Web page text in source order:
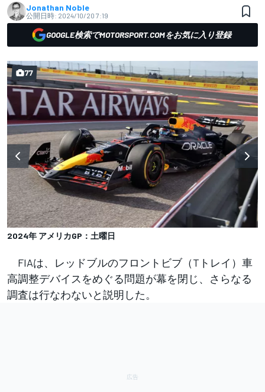
Jonathan Noble
公開日時: 2024/10/20 7:19
GOOGLE検索でMOTORSPORT.COMをお気に入り登録
2024年 アメリカGP：土曜日
77
FIAは、レッドブルのフロントビブ（Tトレイ）車
高調整デバイスをめぐる問題が幕を閉じ、さらなる
調査は行なわないと説明した。